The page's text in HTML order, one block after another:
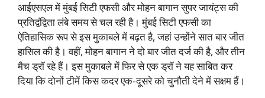
आईएसएल में मुंबई सिटी एफसी और मोहन बागान सुपर जायंट्स की
प्रतिद्वंद्विता लंबे समय से चल रही है। मुंबई सिटी एफसी का
ऐतिहासिक रूप से इस मुकाबले में बढ़त है, जहां उन्होंने सात बार जीत
हासिल की है। वहीं, मोहन बागान ने दो बार जीत दर्ज की है, और तीन
मैच ड्रॉ रहे हैं। इस मुकाबले में फिर से एक ड्रॉ ने यह साबित कर
दिया कि दोनों टीमें किस कदर एक-दूसरे को चुनौती देने में सक्षम हैं।